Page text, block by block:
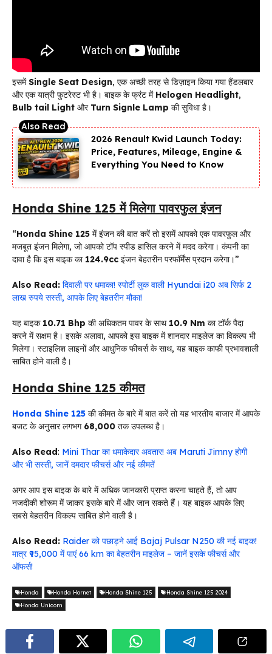
इसमेंSingle Seat Design, एक अच्छी तरह से डिज़ाइन किया गया हैंडलबार
और एक यात्री फुटरेस्ट भी है। बाइक के फ्रंट में Helogen Headlight,
Bulb tail Light और Turn Signle Lamp की सुविधा है।
2026 Renault Kwid Launch Today:
Price, Features, Mileage, Engine &
Everything You Need to Know
Honda Shine 125 में मिलेगा पावरफुल इंजन
“Honda Shine 125 में इंजन की बात करें तो इसमें आपको एक पावरफुल और
मजबूत इंजन मिलेगा, जो आपको टॉप स्पीड हासिल करने में मदद करेगा। कंपनी का
दावा है कि इस बाइक का 124.9cc इंजन बेहतरीन परफॉर्मेंस प्रदान करेगा।”
Also Read: दिवाली पर धमाका! स्पोर्टी लुक वाली Hyundai i20 अब सिर्फ 2
लाख रुपये सस्ती, आपके लिए बेहतरीन मौका!
यह बाइक 10.71 Bhp की अधिकतम पावर के साथ 10.9 Nm का टॉर्क पैदा
करने में सक्षम है। इसके अलावा, आपको इस बाइक में शानदार माइलेज का विकल्प भी
मिलेगा। स्टाइलिश लाइनों और आधुनिक फीचर्स के साथ, यह बाइक काफी प्रभावशाली
साबित होने वाली है।
Honda Shine 125 कीमत
Honda Shine 125 की कीमत के बारे में बात करें तो यह भारतीय बाजार में आपके
बजट के अनुसार लगभग₹68,000 तक उपलब्ध है।
Also Read: Mini Thar का धमाकेदार अवतार! अब Maruti Jimny होगी
और भी सस्ती, जानें दमदार फीचर्स और नई कीमतें
अगर आप इस बाइक के बारे में अधिक जानकारी प्राप्त करना चाहते हैं, तो आप
नजदीकी शोरूम में जाकर इसके बारे में और जान सकते हैं। यह बाइक आपके लिए
सबसे बेहतरीन विकल्प साबित होने वाली है।
Also Read: Raider को पछाड़ने आई Bajaj Pulsar N250 की नई बाइक!
मात्र ₹95,000 में पाएं 66 km का बेहतरीन माइलेज – जानें इसके फीचर्स और
ऑफर्स!
Honda Honda Hornet Honda Shine 125
Honda Shine 125 2024
Honda Unicorn